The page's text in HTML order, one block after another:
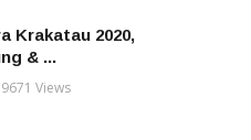
Krakatau 2020,
& ...
9671 Views